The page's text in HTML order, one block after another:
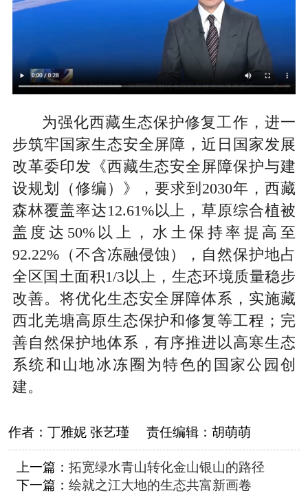
为强化西藏生态保护修复工作，进一
步筑牢国家生态安全屏障，近日国家发展
改革委印发《西藏生态安全屏障保护与建
设规划（修编）》，要求到2030年，西藏
森林覆盖率达12.61%以上，草原综合植被
盖度达50%以上，水土保持率提高至
92.22%（不含冻融侵蚀），自然保护地占
全区国土面积1/3以上，生态环境质量稳步
改善。将优化生态安全屏障体系，实施藏
西北羌塘高原生态保护和修复等工程；完
善自然保护地体系，有序推进以高寒生态
系统和山地冰冻圈为特色的国家公园创
建。
作者： 丁雅妮 张艺瑾责任编辑： 胡萌萌
上一篇： 拓宽绿水青山转化金山银山的路径
下一篇： 绘就之江大地的生态共富新画卷